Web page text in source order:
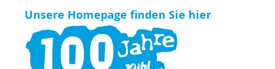
Unsere Homepage finden Sie hier